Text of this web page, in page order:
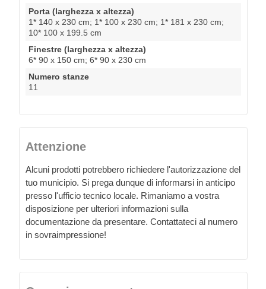
Porta (larghezza x altezza)
1* 140 x 230 cm; 1* 100 x 230 cm; 1* 181 x 230 cm;
10* 100 x 199.5 cm
Finestre (larghezza x altezza)
6* 90 x 150 cm; 6* 90 x 230 cm
Numero stanze
11
Attenzione
Alcuni prodotti potrebbero richiedere l'autorizzazione del
tuo municipio. Si prega dunque di informarsi in anticipo
presso l'ufficio tecnico locale. Rimaniamo a vostra
disposizione per ulteriori informazioni sulla
documentazione da presentare. Contattateci al numero
in sovraimpressione!